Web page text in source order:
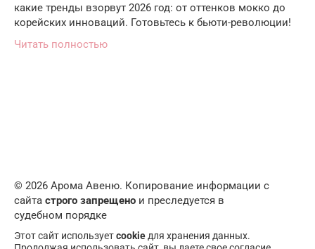
какие тренды взорвут 2026 год: от оттенков мокко до
корейских инноваций. Готовьтесь к бьюти-революции!
Читать полностью
© 2026 Арома Авеню. Копирование информации с
сайта строго запрещено и преследуется в
судебном порядке
Этот сайт используетcookie для хранения данных.